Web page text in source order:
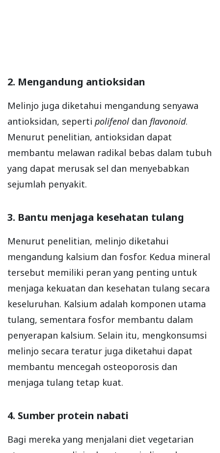
2. Mengandung antioksidan
Melinjo juga diketahui mengandung senyawa
antioksidan, seperti polifenol dan flavonoid.
Menurut penelitian, antioksidan dapat
membantu melawan radikal bebas dalam tubuh
yang dapat merusak sel dan menyebabkan
sejumlah penyakit.
3. Bantu menjaga kesehatan tulang
Menurut penelitian, melinjo diketahui
mengandung kalsium dan fosfor. Kedua mineral
tersebut memiliki peran yang penting untuk
menjaga kekuatan dan kesehatan tulang secara
keseluruhan. Kalsium adalah komponen utama
tulang, sementara fosfor membantu dalam
penyerapan kalsium. Selain itu, mengkonsumsi
melinjo secara teratur juga diketahui dapat
membantu mencegah osteoporosis dan
menjaga tulang tetap kuat.
4. Sumber protein nabati
Bagi mereka yang menjalani diet vegetarian